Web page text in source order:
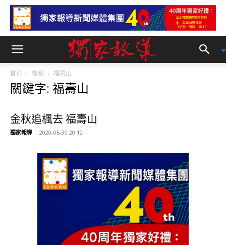
首頁 標籤 福壽山
關鍵字: 福壽山
金秋追楓去 福壽山
獨家報導 - 2020-06-30 20:12